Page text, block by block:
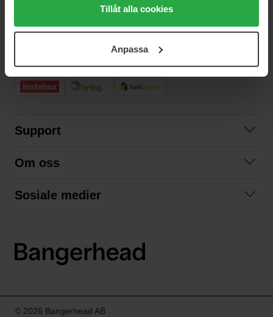
alla cookies, medan du under "Detaljer" kan anpassa
användningen av cookies. Du kan när som helst återkalla
samt vår Integritetspolicy.
Tillåt alla cookies
Anpassa
RASK LEVERING
Support
Kjøpsvilkår
Om oss
Sosiale medier
LinkedIn
© 2026 Bangerhead AB